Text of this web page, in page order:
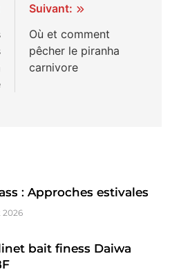
Suivant:
Où et comment
pêcher le piranha
carnivore
: Approches estivales
2026
bait finess Daiwa